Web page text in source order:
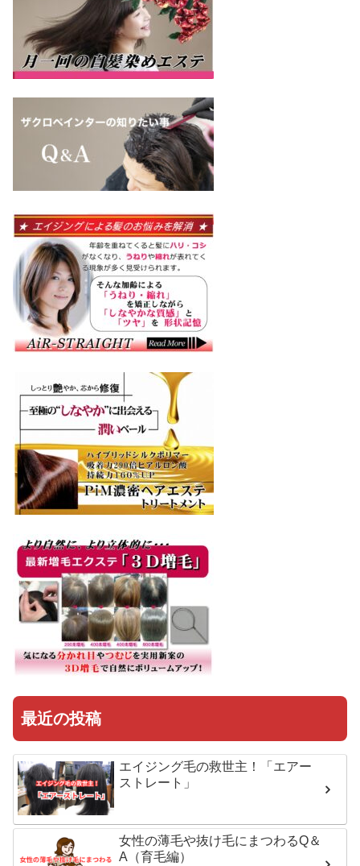
最近の投稿
エイジング毛の救世主！「エアー
ストレート」
女性の薄毛や抜け毛にまつわるQ＆
A（育毛編）